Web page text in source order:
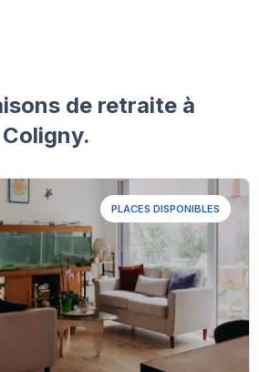
de retraite à
PLACES DISPONIBLES